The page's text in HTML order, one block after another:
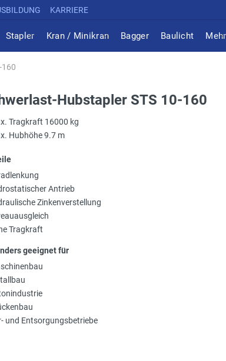
KARRIERE
Stapler Kran / Minikran Bagger Baulicht Mehr
160
Hubstapler STS 10-160
Tragkraft 16000 kg
Hubhöhe 9.7 m
Antrieb
Zinkenverstellung
Tragkraft
geeignet für
und Entsorgungsbetriebe